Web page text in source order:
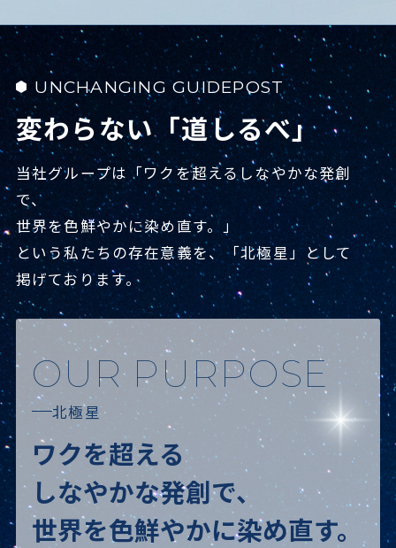
UNCHANGING GUIDEPOST
変わらない「道しるべ」
当社グループは「ワクを超えるしなやかな発創
で、
世界を色鮮やかに染め直す。」
という私たちの存在意義を、「北極星」として
掲げております。
OUR PURPOSE
北極星
ワクを超える
しなやかな発創で、
世界を色鮮やかに染め直す。